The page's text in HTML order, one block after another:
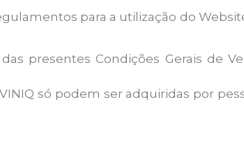
para a utilização do
presentes Condições Gerais de
só podem ser adquiridas por